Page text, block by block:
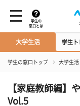
学生の
窓口とは
大学生活 学生ト
学生の窓口トップ 大学生活
【家庭教師編】
Vol.5